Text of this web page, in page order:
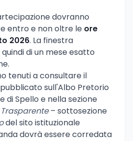
dovranno
entro e non oltre le ore
2026. La finestra
di un mese esatto
tenuti a consultare il
pubblicato sull'Albo Pretorio
di Spello e nella sezione
– sottosezione
del sito istituzionale
dovrà essere corredata